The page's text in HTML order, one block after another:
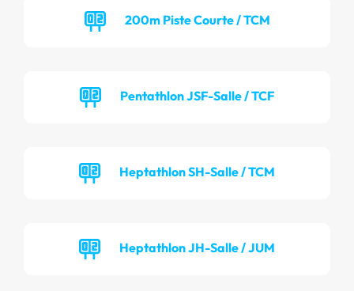
200m Piste Courte / TCM
Pentathlon JSF-Salle / TCF
Heptathlon SH-Salle / TCM
Heptathlon JH-Salle / JUM